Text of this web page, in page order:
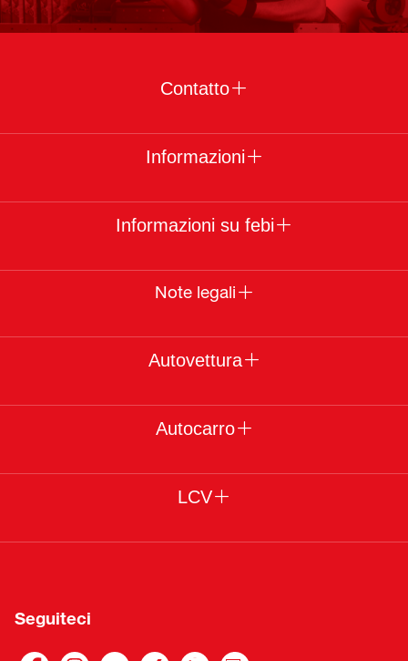
Contatto
Informazioni
Informazioni su febi
Note legali
Autovettura
Autocarro
LCV
Seguiteci